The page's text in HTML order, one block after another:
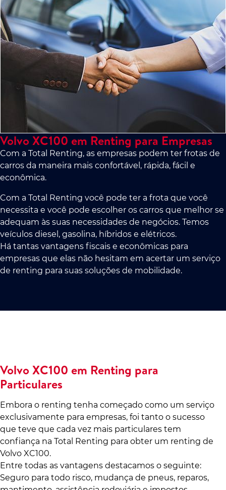
Volvo XC100 em Renting para Empresas
Com a Total Renting, as empresas podem ter frotas de
carros da maneira mais confortável, rápida, fácil e
econômica.
Com a Total Renting você pode ter a frota que você
necessita e você pode escolher os carros que melhor se
adequam às suas necessidades de negócios. Temos
veículos diesel, gasolina, híbridos e elétricos.
Há tantas vantagens fiscais e econômicas para
empresas que elas não hesitam em acertar um serviço
de renting para suas soluções de mobilidade.
Volvo XC100 em Renting para
Particulares
Embora o renting tenha começado como um serviço
exclusivamente para empresas, foi tanto o sucesso
que teve que cada vez mais particulares tem
confiança na Total Renting para obter um renting de
Volvo XC100.
Entre todas as vantagens destacamos o seguinte:
Seguro para todo risco, mudança de pneus, reparos,